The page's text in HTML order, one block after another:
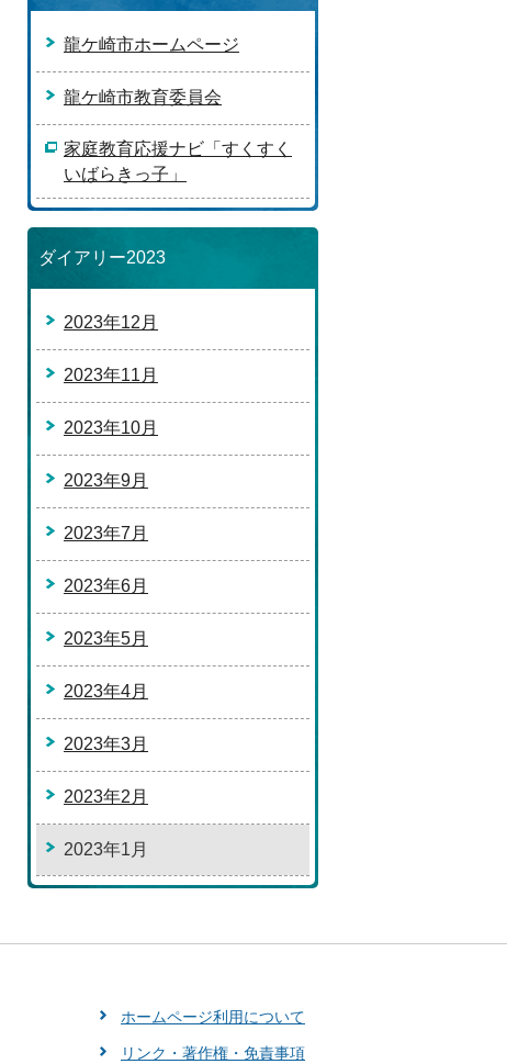
龍ケ崎市ホームページ
龍ケ崎市教育委員会
家庭教育応援ナビ「すくすく
いばらきっ子」
ダイアリー2023
2023年12月
2023年11月
2023年10月
2023年9月
2023年7月
2023年6月
2023年5月
2023年4月
2023年3月
2023年2月
2023年1月
ホームページ利用について
リンク・著作権・免責事項